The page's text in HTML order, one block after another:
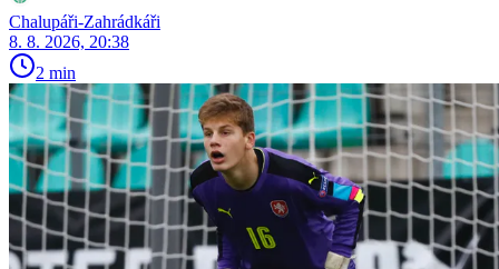
Chalupáři-Zahrádkáři
8. 8. 2026, 20:38
2 min